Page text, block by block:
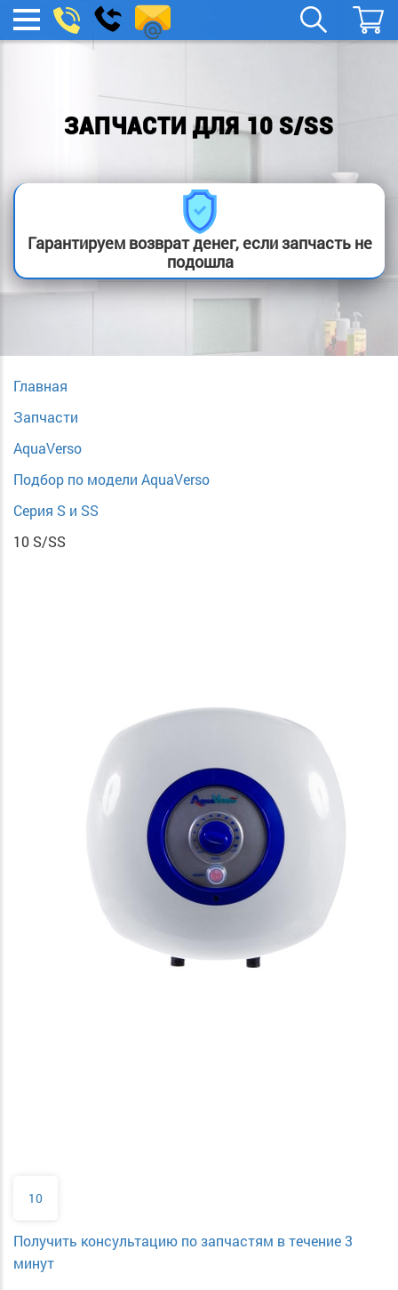
МЕНЮ
boylera@yandex.ru
Заказать
звонок
ЗАПЧАСТИ ДЛЯ 10 S/SS
Гарантируем возврат денег, если запчасть не
подошла
Главная
Запчасти
AquaVerso
Подбор по модели AquaVerso
Серия S и SS
10 S/SS
10
Получить консультацию по запчастям в течение 3
минут